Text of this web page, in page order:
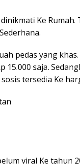
Ke Rumah.
pedas yang khas.
15.000 saja.
tersedia Ke
viral Ke tahun